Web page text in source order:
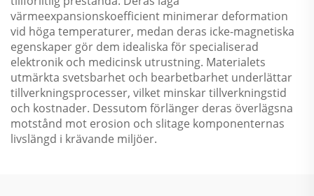
värmeexpansionskoefficient minimerar deformation
vid höga temperaturer, medan deras icke-magnetiska
egenskaper gör dem idealiska för specialiserad
elektronik och medicinsk utrustning. Materialets
utmärkta svetsbarhet och bearbetbarhet underlättar
tillverkningsprocesser, vilket minskar tillverkningstid
och kostnader. Dessutom förlänger deras överlägsna
motstånd mot erosion och slitage komponenternas
livslängd i krävande miljöer.